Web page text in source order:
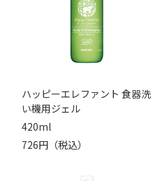
ハッピーエレファント 食器洗
い機用ジェル
420ml
726円（税込）